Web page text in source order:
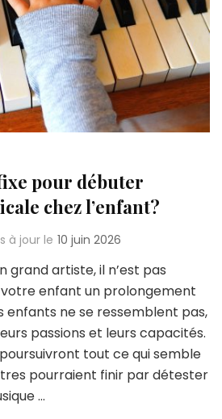
pour débuter
chez l’enfant?
à jour le 10 juin 2026
grand artiste, il n’est pas
enfant un prolongement
enfants ne se ressemblent pas,
passions et leurs capacités.
tout ce qui semble
pourraient finir par détester
…